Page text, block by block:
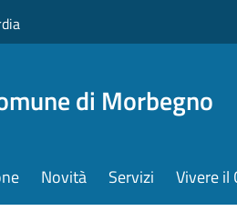
di Morbegno
Novità Servizi Vivere il